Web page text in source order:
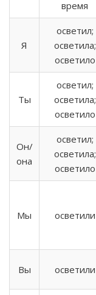
время
Я
осветил;
осветила;
осветило
Ты
осветил;
осветила;
осветило
Он/
она
осветил;
осветила;
осветило
Мы осветили
Вы осветили